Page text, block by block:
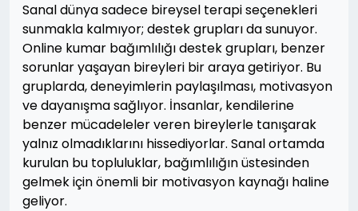
Sanal dünya sadece bireysel terapi seçenekleri
sunmakla kalmıyor; destek grupları da sunuyor.
Online kumar bağımlılığı destek grupları, benzer
sorunlar yaşayan bireyleri bir araya getiriyor. Bu
gruplarda, deneyimlerin paylaşılması, motivasyon
ve dayanışma sağlıyor. İnsanlar, kendilerine
benzer mücadeleler veren bireylerle tanışarak
yalnız olmadıklarını hissediyorlar. Sanal ortamda
kurulan bu topluluklar, bağımlılığın üstesinden
gelmek için önemli bir motivasyon kaynağı haline
geliyor.